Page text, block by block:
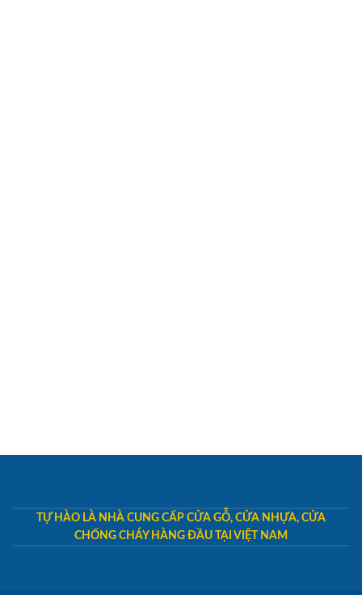
TỰ HÀO LÀ NHÀ CUNG CẤP CỬA GỖ, CỬA NHỰA, CỬA
CHỐNG CHÁY HÀNG ĐẦU TẠI VIỆT NAM